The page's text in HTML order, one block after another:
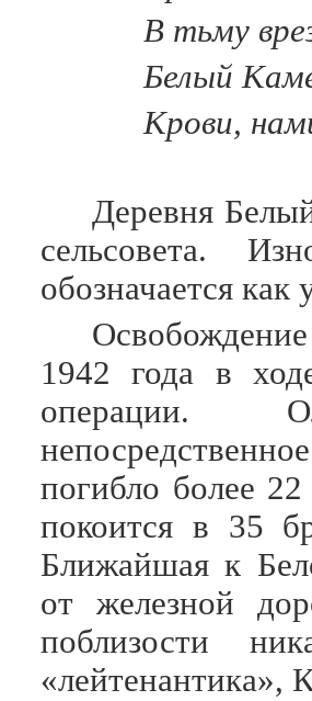
В тьму
Белый
Крови,
Деревня
сельсовета.
обозначается
1942 года в
операции.
погибло более
покоится в 35
Ближайшая к
от железной
поблизости
«лейтенантика»,